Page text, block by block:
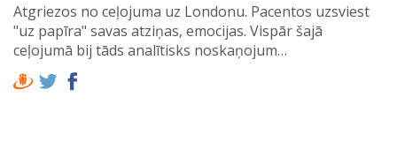
Atgriezos no ceļojuma uz Londonu. Pacentos uzsviest
"uz papīra" savas atziņas, emocijas. Vispār šajā
ceļojumā bij tāds analītisks noskaņojum…